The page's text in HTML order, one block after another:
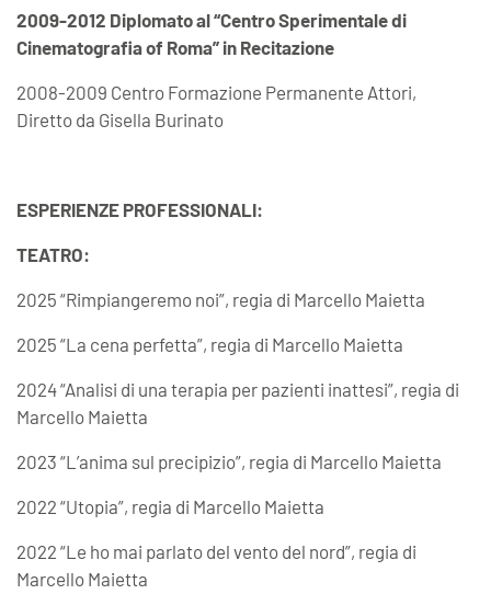
2009-2012 Diplomato al “Centro Sperimentale di
Cinematografia of Roma” in Recitazione
2008-2009 Centro Formazione Permanente Attori,
Diretto da Gisella Burinato
ESPERIENZE PROFESSIONALI:
TEATRO:
2025 “Rimpiangeremo noi”, regia di Marcello Maietta
2025 “La cena perfetta”, regia di Marcello Maietta
2024 “Analisi di una terapia per pazienti inattesi”, regia di
Marcello Maietta
2023 “L’anima sul precipizio”, regia di Marcello Maietta
2022 “Utopia”, regia di Marcello Maietta
2022 “Le ho mai parlato del vento del nord”, regia di
Marcello Maietta